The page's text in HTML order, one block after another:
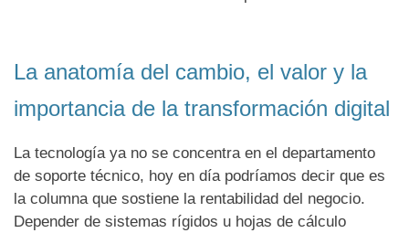
La anatomía del cambio, el valor y la
importancia de la transformación digital
La tecnología ya no se concentra en el departamento
de soporte técnico, hoy en día podríamos decir que es
la columna que sostiene la rentabilidad del negocio.
Depender de sistemas rígidos u hojas de cálculo